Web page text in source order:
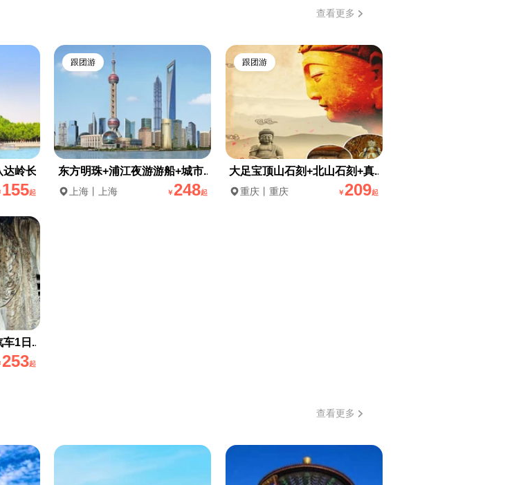
查看更多
岭长...
155起
跟团游
东方明珠+浦江夜游游船+城市...
上海丨上海 ￥248起
跟团游
大足宝顶山石刻+北山石刻+真...
重庆丨重庆 ￥ 209起
1日...
253起
查看更多